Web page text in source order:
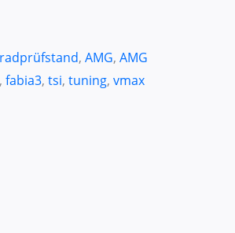
, AMG, AMG
, fabia3, tsi, tuning, vmax